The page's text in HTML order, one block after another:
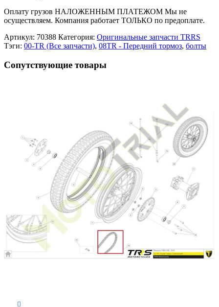
Оплату грузов НАЛОЖЕННЫМ ПЛАТЕЖОМ Мы не
осуществляем. Компания работает ТОЛЬКО по предоплате.
Артикул: 70388 Категория: Оригинальные запчасти TRRS
Тэги: 00-TR (Все запчасти), 08TR - Передний тормоз, болты
Сопутствующие товары